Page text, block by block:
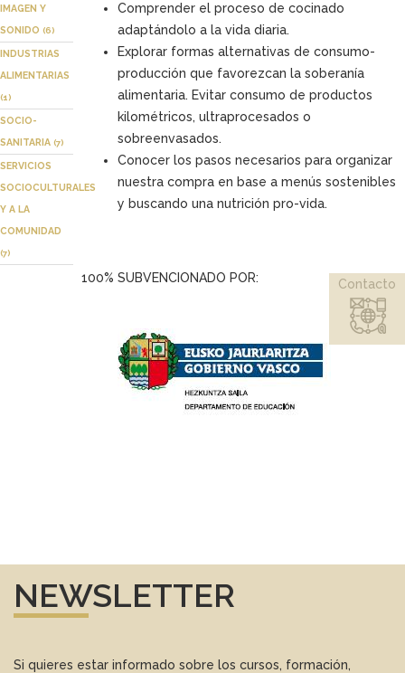
IMAGEN Y
SONIDO (6)
INDUSTRIAS
ALIMENTARIAS
(1)
SOCIO-
SANITARIA (7)
SERVICIOS
SOCIOCULTURALES
Y A LA
COMUNIDAD
(7)
Comprender el proceso de cocinado
adaptándolo a la vida diaria.
Explorar formas alternativas de consumo-
producción que favorezcan la soberanía
alimentaria. Evitar consumo de productos
kilométricos, ultraprocesados o
sobreenvasados.
Conocer los pasos necesarios para organizar
nuestra compra en base a menús sostenibles
y buscando una nutrición pro-vida.
100% SUBVENCIONADO POR:
NEWSLETTER
Si quieres estar informado sobre los cursos, formación,
Contacto